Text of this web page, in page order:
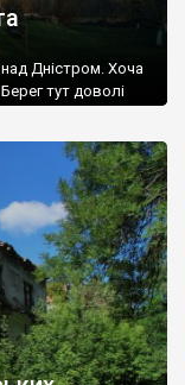
Дністром. Хоча
тут доволі
навколишніх
Точної дати […]